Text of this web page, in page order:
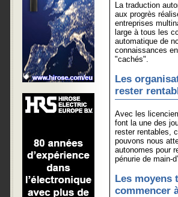
La traduction
aux progrès
entreprises
large à tous les
automatique de
connaissances
"cachés".
Les
rester
Avec les
font la une des
rester rentables,
pouvons nous
autonomes pour
pénurie de main-
Les moyens
commencer